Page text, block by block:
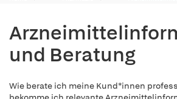
und Beratung
Wie berate ich meine Kund*innen